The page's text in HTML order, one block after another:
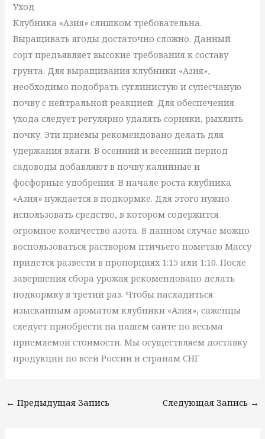
Уход
Клубника «Азия» слишком требовательна.
Выращивать ягоды достаточно сложно. Данный
сорт предъявляет высокие требования к составу
грунта. Для выращивания клубники «Азия»,
необходимо подобрать суглинистую и супесчаную
почву с нейтральной реакцией. Для обеспечения
ухода следует регулярно удалять сорняки, рыхлить
почку. Эти приемы рекомендовано делать для
удержания влаги. В осенний и весенний период
садоводы добавляют в почву калийные и
фосфорные удобрения. В начале роста клубника
«Азия» нуждается в подкормке. Для этого нужно
использовать средство, в котором содержится
огромное количество азота. В данном случае можно
воспользоваться раствором птичьего пометаю Массу
придется развести в пропорциях 1:15 или 1:10. После
завершения сбора урожая рекомендовано делать
подкормку в третий раз. Чтобы насладиться
изысканным ароматом клубники «Азия», саженцы
следует приобрести на нашем сайте по весьма
приемлемой стоимости. Мы осуществляем доставку
продукции по всей России и странам СНГ
← Предыдущая Запись Следующая Запись →